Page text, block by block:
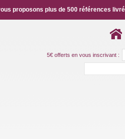
proposons plus de 500 références
5€ offerts en vous inscrivant :